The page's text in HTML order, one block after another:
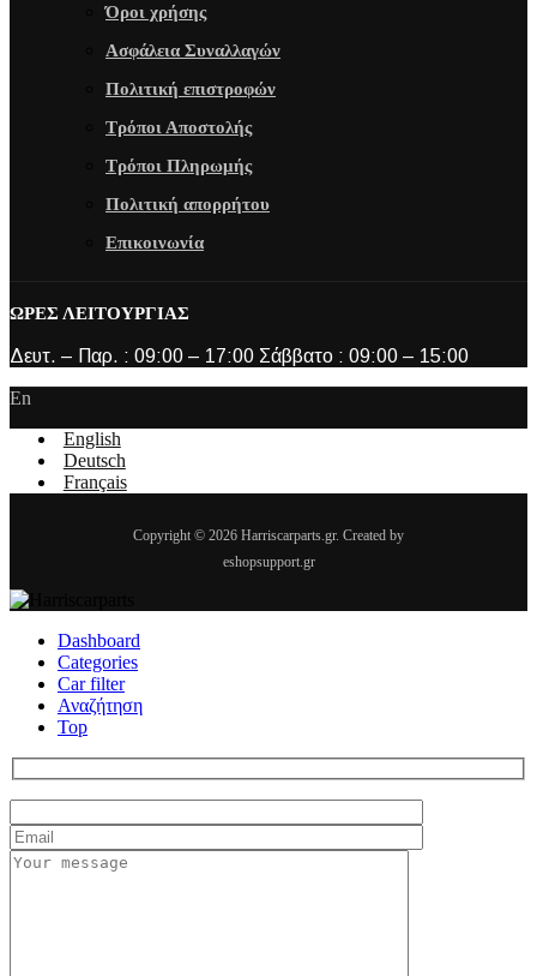
Όροι χρήσης
Ασφάλεια Συναλλαγών
Πολιτική επιστροφών
Τρόποι Αποστολής
Τρόποι Πληρωμής
Πολιτική απορρήτου
Επικοινωνία
ΩΡΕΣ ΛΕΙΤΟΥΡΓΙΑΣ
Δευτ. – Παρ. : 09:00 – 17:00 Σάββατο : 09:00 – 15:00
En
English
Deutsch
Français
Copyright © 2026 Harriscarparts.gr. Created by
eshopsupport.gr
Dashboard
Categories
Car filter
Αναζήτηση
Top